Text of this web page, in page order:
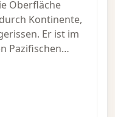
Oberfläche
Kontinente,
Er ist im
Pazifischen
Chaos und
Chaos nahm
sich der Mond